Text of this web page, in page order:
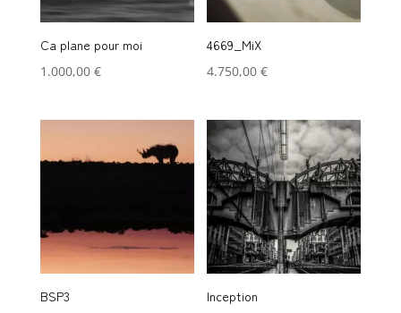
Ca plane pour moi
1.000,00 €
4669_MiX
4.750,00€
BSP3 Inception